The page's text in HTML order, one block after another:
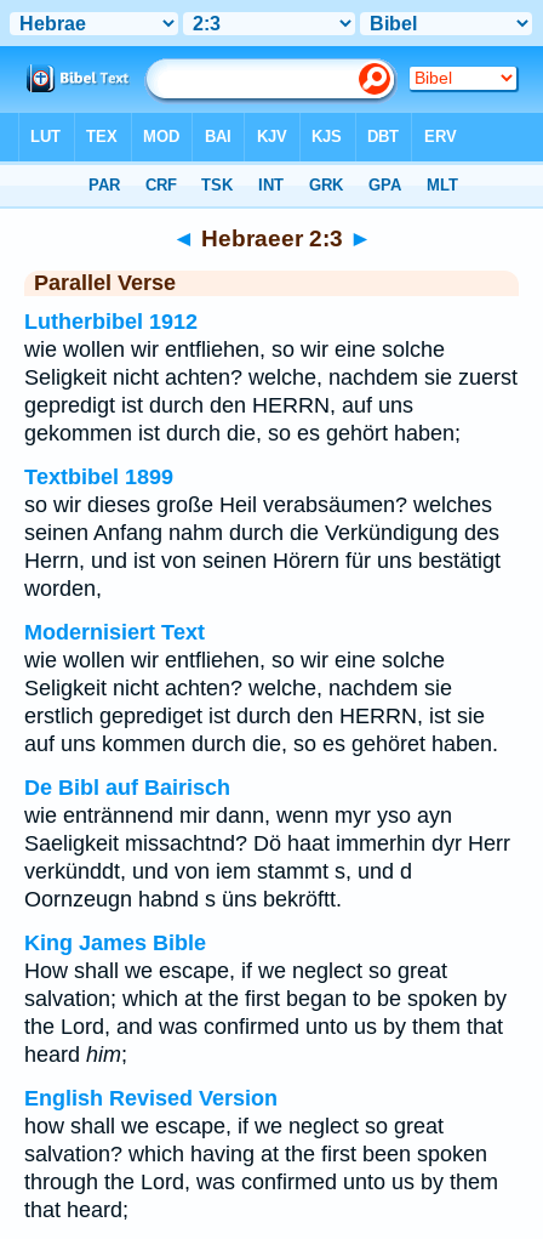
◄ Hebraeer 2:3 ►
Parallel Verse
Lutherbibel 1912
wie wollen wir entfliehen, so wir eine solche
Seligkeit nicht achten? welche, nachdem sie zuerst
gepredigt ist durch den HERRN, auf uns
gekommen ist durch die, so es gehört haben;
Textbibel 1899
so wir dieses große Heil verabsäumen? welches
seinen Anfang nahm durch die Verkündigung des
Herrn, und ist von seinen Hörern für uns bestätigt
worden,
Modernisiert Text
wie wollen wir entfliehen, so wir eine solche
Seligkeit nicht achten? welche, nachdem sie
erstlich geprediget ist durch den HERRN, ist sie
auf uns kommen durch die, so es gehöret haben.
De Bibl auf Bairisch
wie entrännend mir dann, wenn myr yso ayn
Saeligkeit missachtnd? Dö haat immerhin dyr Herr
verkünddt, und von iem stammt s, und d
Oornzeugn habnd s üns bekröftt.
King James Bible
How shall we escape, if we neglect so great
salvation; which at the first began to be spoken by
the Lord, and was confirmed unto us by them that
heard him;
English Revised Version
how shall we escape, if we neglect so great
salvation? which having at the first been spoken
through the Lord, was confirmed unto us by them
that heard;